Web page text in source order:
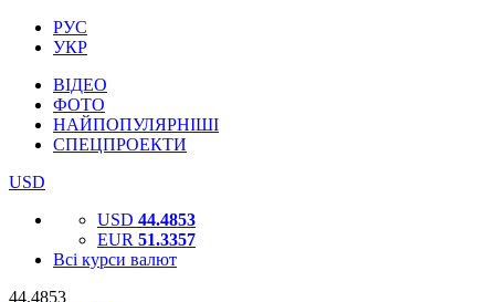
РУС
УКР
ВІДЕО
ФОТО
НАЙПОПУЛЯРНІШІ
СПЕЦПРОЕКТИ
USD
USD 44.4853
EUR 51.3357
Всі курси валют
44.4853